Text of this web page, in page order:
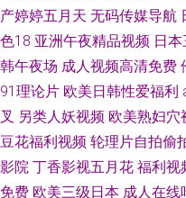
产婷婷五月天 无码传媒导航
色18 亚洲午夜精品视频 日
韩午夜场 成人视频高清免费
91理论片 欧美日韩性爱福利
叉 另类人妖视频 欧美熟妇穴
豆花福利视频 轮理片自拍偷
影院 丁香影视五月花 福利视
免费 欧美三级日本 成人在线